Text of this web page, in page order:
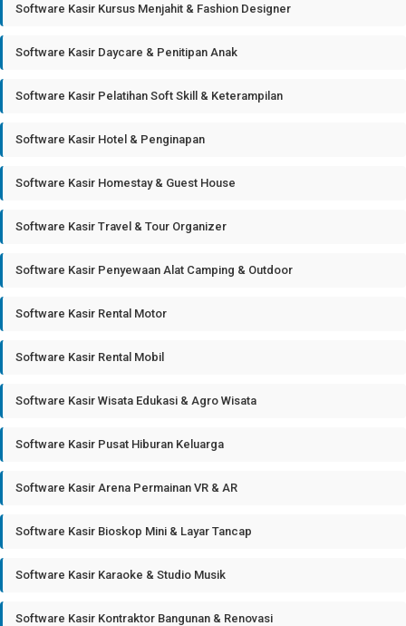
Software Kasir Kursus Menjahit & Fashion Designer
Software Kasir Daycare & Penitipan Anak
Software Kasir Pelatihan Soft Skill & Keterampilan
Software Kasir Hotel & Penginapan
Software Kasir Homestay & Guest House
Software Kasir Travel & Tour Organizer
Software Kasir Penyewaan Alat Camping & Outdoor
Software Kasir Rental Motor
Software Kasir Rental Mobil
Software Kasir Wisata Edukasi & Agro Wisata
Software Kasir Pusat Hiburan Keluarga
Software Kasir Arena Permainan VR & AR
Software Kasir Bioskop Mini & Layar Tancap
Software Kasir Karaoke & Studio Musik
Software Kasir Kontraktor Bangunan & Renovasi